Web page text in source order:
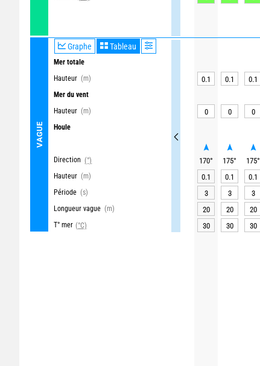
VAGUE
Graphe Tableau
Mer totale
Hauteur (m)
Mer du vent
Hauteur (m)
Houle
Direction (°)
Hauteur (m)
Période (s)
Longueur vague (m)
T° mer (°C)
0.1 0.1 0.1
0 0 0
170° 175° 175°
0.1
0.1 0.1
3
3 3
20
20 20
30
30 30